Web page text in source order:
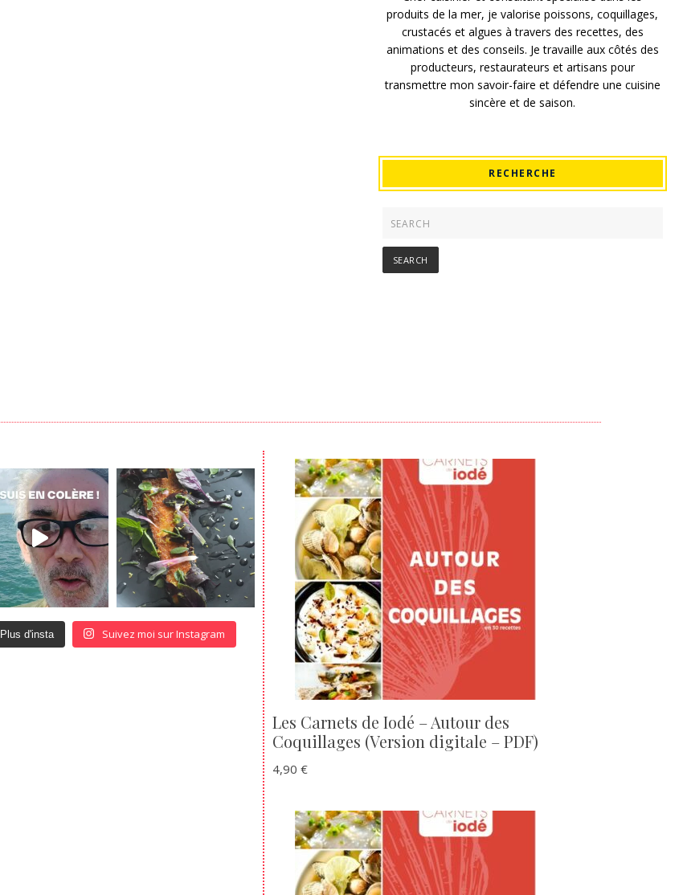
produits de la mer, je valorise poissons, coquillages,
crustacés et algues à travers des recettes, des
animations et des conseils. Je travaille aux côtés des
producteurs, restaurateurs et artisans pour
transmettre mon savoir-faire et défendre une cuisine
sincère et de saison.
RECHERCHE
Plus d'insta Suivez moi sur Instagram
Les Carnets de Iodé – Autour des
Coquillages (Version digitale – PDF)
4,90 €